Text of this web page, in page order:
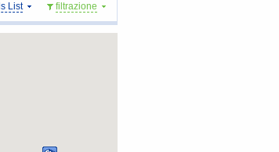
​filtrazione
List